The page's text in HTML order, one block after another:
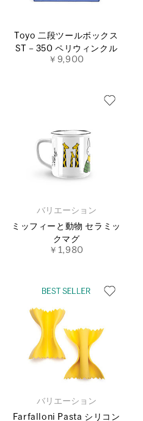
Toyo 二段ツールボックス
ST－350 ペリウィンクル
￥9,900
バリエーション
ミッフィーと動物 セラミッ
クマグ
￥1,980
バリエーション
Farfalloni Pasta シリコン